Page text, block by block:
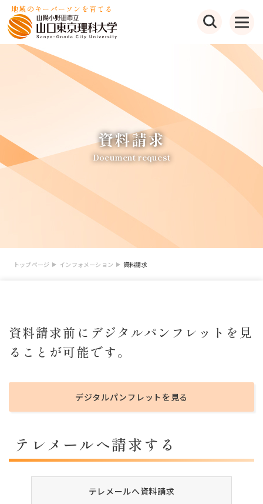
地域のキーパーソンを育てる
資料請求
Document request
トップページ インフォメーション 資料請求
資料請求前にデジタルパンフレットを見
ることが可能です。
デジタルパンフレットを見る
テレメールへ請求する
テレメールへ資料請求